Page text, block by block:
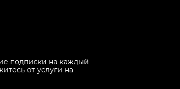
подписки на каждый
от услуги на